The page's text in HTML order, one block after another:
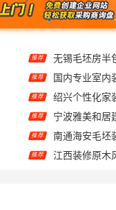
推荐
推荐
推荐
推荐
推荐
推荐